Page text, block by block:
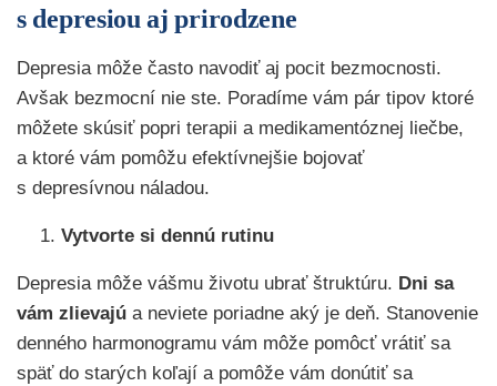
s depresiou aj prirodzene
Depresia môže často navodiť aj pocit bezmocnosti.
Avšak bezmocní nie ste. Poradíme vám pár tipov ktoré
môžete skúsiť popri terapii a medikamentóznej liečbe,
a ktoré vám pomôžu efektívnejšie bojovať
s depresívnou náladou.
Vytvorte si dennú rutinu
Depresia môže vášmu životu ubrať štruktúru. Dni sa
vám zlievajú a neviete poriadne aký je deň. Stanovenie
denného harmonogramu vám môže pomôcť vrátiť sa
späť do starých koľají a pomôže vám donútiť sa